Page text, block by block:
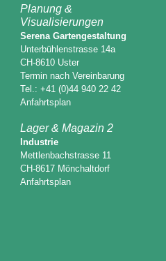
Planung &
Visualisierungen
Serena Gartengestaltung
Unterbühlenstrasse 14a
CH-8610 Uster
Termin nach Vereinbarung
Tel.: +41 (0)44 940 22 42
Anfahrtsplan
Lager & Magazin 2
Industrie
Mettlenbachstrasse 11
CH-8617 Mönchaltdorf
Anfahrtsplan